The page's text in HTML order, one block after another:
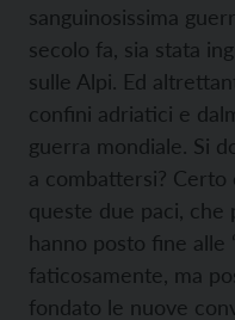
sanguinosissima
secolo fa, sia stata
sulle Alpi. Ed
confini adriatici e
guerra mondiale. Si
a combattersi?
queste due paci, che
hanno posto fine alle
faticosamente, ma
fondato le nuove